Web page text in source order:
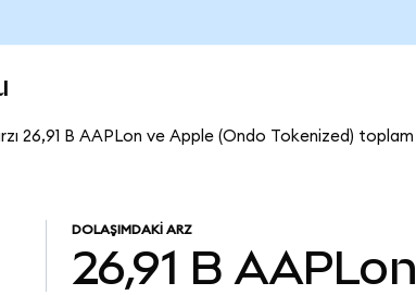
26,91 B AAPLon ve Apple (Ondo Tokenized) toplam
DOLAŞIMDAKI ARZ
26,91 B AAPLon